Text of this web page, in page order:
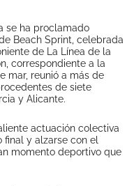
se ha proclamado
Beach Sprint, celebrada
de La Línea de la
correspondiente a la
mar, reunió a más de
de siete
y Alicante.
actuación colectiva
y alzarse con el
momento deportivo que